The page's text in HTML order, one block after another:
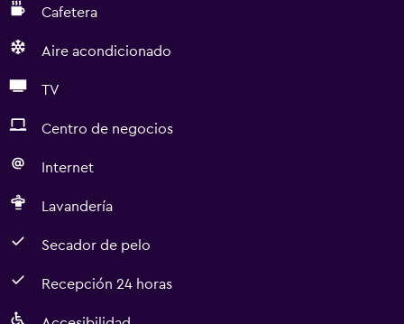
Cafetera
Aire acondicionado
TV
Centro de negocios
Internet
Lavandería
Secador de pelo
Recepción 24 horas